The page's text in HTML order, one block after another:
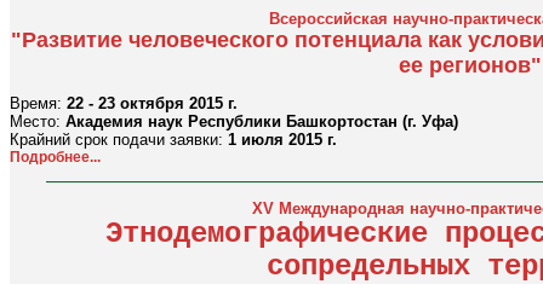
Всероссийская научно-
"Развитие человеческого потенциала как
ее регионов"
Время: 22 - 23 октября 2015 г.
Место: Академия наук Республики Башкортостан (г. Уфа)
Крайний срок подачи заявки: 1 июля 2015 г.
Подробнее...
XV Международная научно-
Этнодемографические
сопредельных